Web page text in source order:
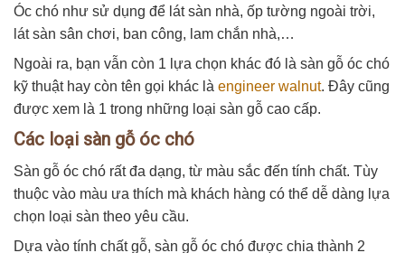
Óc chó như sử dụng để lát sàn nhà, ốp tường ngoài trời,
lát sàn sân chơi, ban công, lam chắn nhà,…
Ngoài ra, bạn vẫn còn 1 lựa chọn khác đó là sàn gỗ óc chó
kỹ thuật hay còn tên gọi khác là engineer walnut. Đây cũng
được xem là 1 trong những loại sàn gỗ cao cấp.
Các loại sàn gỗ óc chó
Sàn gỗ óc chó rất đa dạng, từ màu sắc đến tính chất. Tùy
thuộc vào màu ưa thích mà khách hàng có thể dễ dàng lựa
chọn loại sàn theo yêu cầu.
Dựa vào tính chất gỗ, sàn gỗ óc chó được chia thành 2